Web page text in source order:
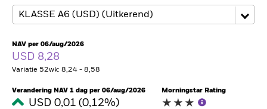
Beleggingsinformatie
Particulieren
Nederland
NAV per 06/aug/2026
USD 8,28
Variatie 52wk: 8,24 - 8,58
Verandering NAV 1 dag per 06/aug/2026
USD 0,01 (0,12%)
Morningstar Rating